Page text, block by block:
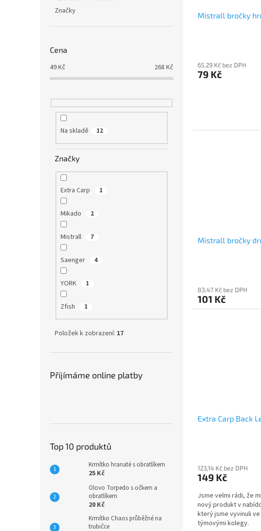
Značky
Cena
49Kč 268 Kč
Na skladě 12
Značky
Extra Carp 1
Mikado 2
Mistrall 7
Saenger 4
YORK 1
Zfish 1
Položek k zobrazení: 17
Přijímáme online platby
Top 10 produktů
Krmítko hranaté s obratlíkem
25 Kč
Olovo Torpedo s očkem a
obratlíkem
20 Kč
Krmítko Chaos průběžné na
trubičce
Mistrall bročky
65,29 Kč bez DPH
79 Kč
Mistrall bročky
83,47 Kč bez DPH
101 Kč
Extra Carp Back
123,14 Kč bez DPH
149 Kč
Jsme velmi rádi, že
nový produkt v
který jsme vyvinuli
týmovými kolegy.